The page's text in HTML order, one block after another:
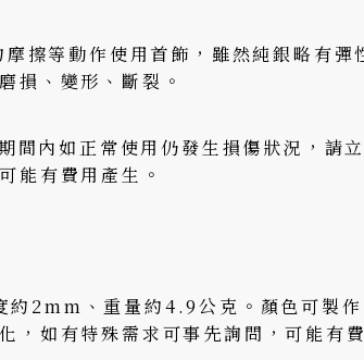
擦等動作使用首飾，雖然純銀略有彈
損、變形、斷裂。
間內如正常使用仍發生損傷狀況，請
能有費用產生。
2mm、重量約4.9公克。顏色可製作
，如有特殊需求可事先詢問，可能有